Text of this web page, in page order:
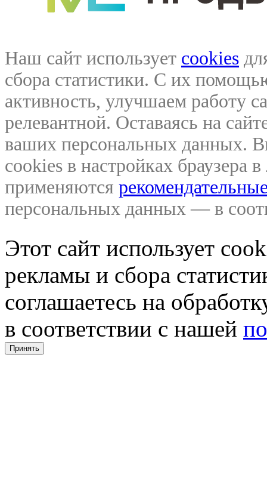
Наш сайт использует cookies
сбора статистики. С их
активность, улучшаем работу
релевантной. Оставаясь на
ваших персональных данных.
cookies в настройках браузера
применяются
персональных данных — в
Этот сайт использует
рекламы и сбора
соглашаетесь на
в соответствии с нашей
Принять